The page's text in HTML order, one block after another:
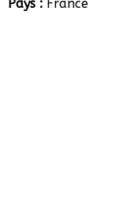
Pays : France